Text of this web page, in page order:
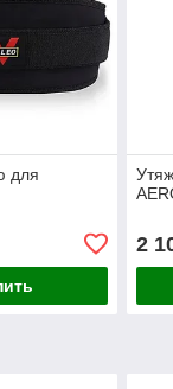
для
2